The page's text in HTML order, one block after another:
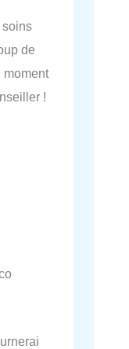
soins
de
moment
!